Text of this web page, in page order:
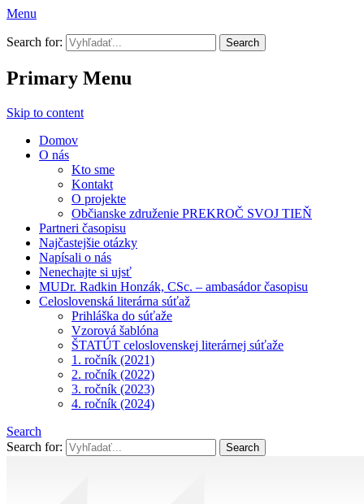
Menu
Prekroč svoj tieň
Search for:
Primary Menu
Skip to content
Domov
O nás
Kto sme
Kontakt
O projekte
Občianske združenie PREKROČ SVOJ TIEŇ
Partneri časopisu
Najčastejšie otázky
Napísali o nás
Nenechajte si ujsť
MUDr. Radkin Honzák, CSc. – ambasádor časopisu
Celoslovenská literárna súťaž
Prihláška do súťaže
Vzorová šablóna
ŠTATÚT celoslovenskej literárnej súťaže
1. ročník (2021)
2. ročník (2022)
3. ročník (2023)
4. ročník (2024)
Search
Search for: